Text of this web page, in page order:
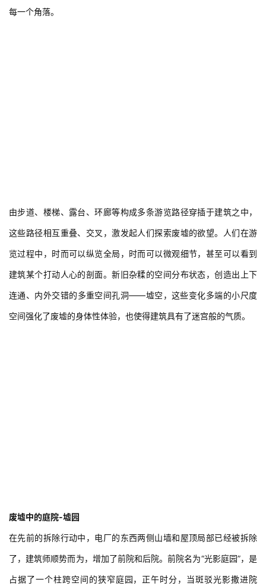
计
城
每一个角落。
由步道、楼梯、露台、环廊等构成多条游览路径穿插于建筑之中，
这些路径相互重叠、交叉，激发起人们探索废墟的欲望。人们在游
览过程中，时而可以纵览全局，时而可以微观细节，甚至可以看到
建筑某个打动人心的剖面。新旧杂糅的空间分布状态，创造出上下
连通、内外交错的多重空间孔洞——墟空，这些变化多端的小尺度
空间强化了废墟的身体性体验，也使得建筑具有了迷宫般的气质。
废墟中的庭院-墟园
在先前的拆除行动中，电厂的东西两侧山墙和屋顶局部已经被拆除
了，建筑师顺势而为，增加了前院和后院。前院名为“光影庭园”，是
占据了一个柱跨空间的狭窄庭园，正午时分，当斑驳光影撒进院